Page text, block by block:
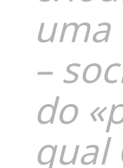
–
do
qual